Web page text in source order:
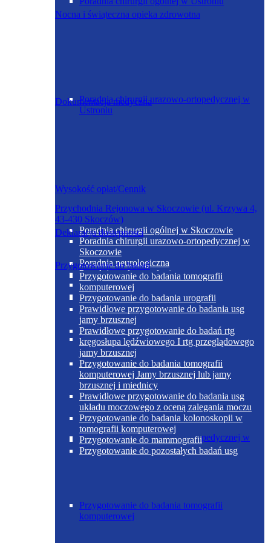
Poradnia chirurgii urazowo-ortopedycznej w
Ustroniu
Przychodnia Rejonowa w Skoczowie (ul. Krzywa 4,
43-430 Skoczów)
Poradnia chirurgii ogólnej w Skoczowie
Poradnia chirurgii urazowo-ortopedycznej w
Skoczowie
Poradnia neurologiczna
Poradnia otolaryngologiczna
Poradnia chirurgii ogólnej w Skoczowie
Poradnia chirurgii urazowo-ortopedycznej w
Skoczowie
Nocna i świąteczna opieka zdrowotna
Dokumentacja medyczna
Wysokość opłat/Cennik
Deklaracja dostępności
Przygotowanie do badań
Przygotowanie do badania tomografii
komputerowej
Przygotowanie do badania urografii
Prawidłowe przygotowanie do badania usg
jamy brzusznej
Prawidłowe przygotowanie do badań rtg
kręgosłupa lędźwiowego I rtg przeglądowego
jamy brzusznej
Przygotowanie do badania tomografii
komputerowej Jamy brzusznej lub jamy
brzusznej i miednicy
Prawidłowe przygotowanie do badania usg
układu moczowego z oceną zalegania moczu
Przygotowanie do badania kolonoskopii w
tomografii komputerowej
Przygotowanie do mammografii
Przygotowanie do pozostałych badań usg
Przygotowanie do badania tomografii
komputerowej